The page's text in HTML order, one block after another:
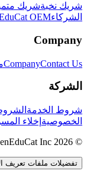
شريك نخبةشريك
الشركاءOEM
Company
CompanyContact Us
الشركة
شروط الخدمة
الخصوصية إخلاء
© 2026 OpenEduCat Inc. جميع الحقوق محفوظة.
تفضيلات ملفات تعريف